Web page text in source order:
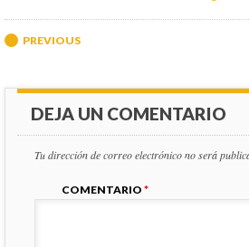
Post navigation
PREVIOUS
DEJA UN COMENTARIO
Tu dirección de correo electrónico no será
COMENTARIO *